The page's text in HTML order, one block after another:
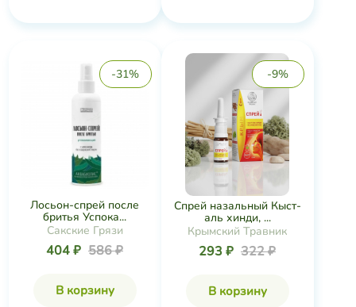
-31%
Лосьон-спрей после
бритья Успока...
Сакские Грязи
404 ₽ 586 ₽
В корзину
-9%
Спрей назальный Кыст-
аль хинди, ...
Крымский Травник
293 ₽ 322 ₽
В корзину